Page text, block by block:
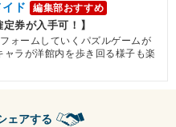
ド 編集部おすすめ
券が入手可！】
ォームしていくパズルゲームが
ラが洋館内を歩き回る様子も楽
ェアする